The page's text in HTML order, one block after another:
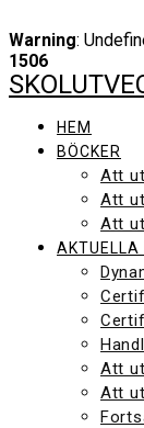
Warning:
1506
Hoppa
till
innehållHEM
BÖCKER
Att
Att
Att
AKTUELLA
Att
Att